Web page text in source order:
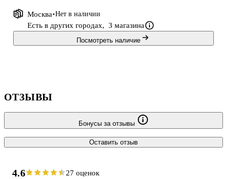
Москва Нет в наличии
Есть в других городах, 3 магазина
Посмотреть наличие
ОТЗЫВЫ
Бонусы за отзывы
Оставить отзыв
4.6
27 оценок